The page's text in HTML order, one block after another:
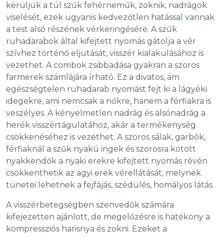
kerüljük a túl szűk fehérneműk, zoknik, nadrágok
viselését, ezek ugyanis kedvezőtlen hatással vannak
a test alsó részének vérkeringésére. A szűk
ruhadarabok által kifejtett nyomás gátolja a vér
szívhez történő eljutását, visszér kialakulásához is
vezethet. A combok zsibbadása gyakran a szoros
farmerek számlájára írható. Ez a divatos, ám
egészségtelen ruhadarab nyomást fejt ki a lágyéki
idegekre, ami nemcsak a nőkre, hanem a férfiakra is
veszélyes. A kényelmetlen nadrág és alsónadrág a
herék visszértágulatához, akár a termékenység
csökkenéséhez is vezethet. A szoros sálak, garbók,
férfiaknál a szűk nyakú ingek és szorosra kötött
nyakkendők a nyaki erekre kifejtett nyomás révén
csökkenthetik az agyi erek vérellátását, melynek
tünetei lehetnek a fejfájás, szédülés, homályos látás.
A visszérbetegségben szenvedők számára
kifejezetten ajánlott, de megelőzésre is hatékony a
kompressziós harisnya és zokni. Ezeket a